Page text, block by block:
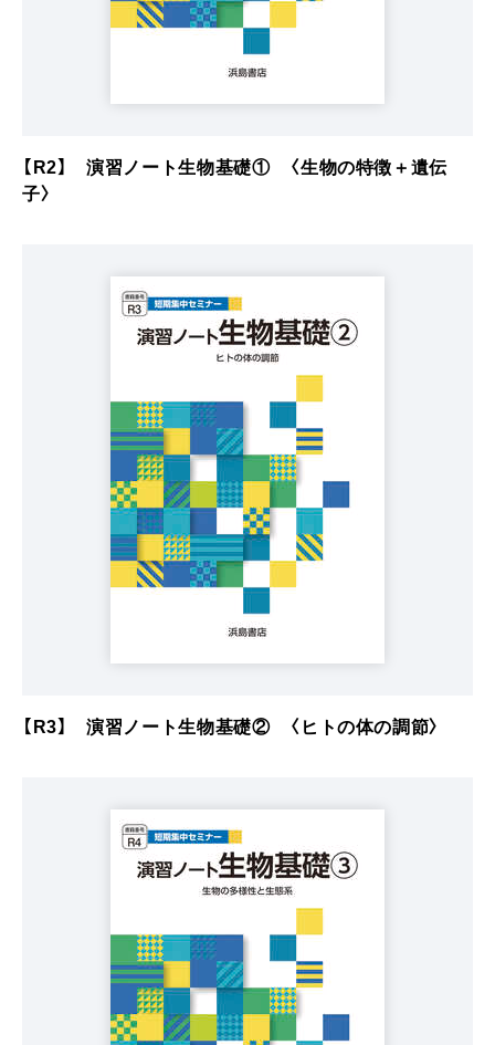
【R2】 演習ノート生物基礎① 〈生物の特徴＋遺伝
子〉
【R3】 演習ノート生物基礎② 〈ヒトの体の調節〉